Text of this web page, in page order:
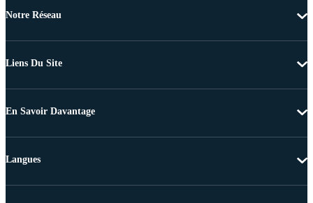
Notre Réseau
Liens Du Site
En Savoir Davantage
Langues